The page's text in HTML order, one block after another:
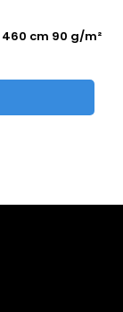
cm 90 g/m²